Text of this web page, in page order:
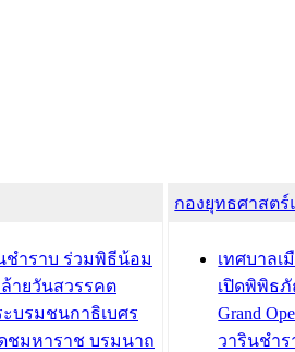
ชำราบ ร่วมพิธีน้อม
ายวันสวรรคต
บรมชนกาธิเบศร
ชมหาราช บรมนาถ
กองยุทธศาสต
เทศบาลเ
เปิดพิพิธภั
Grand
วารินชำร